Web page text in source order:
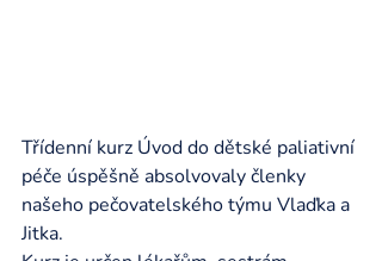
Třídenní kurz Úvod do dětské paliativní
péče úspěšně absolvovaly členky
našeho pečovatelského týmu Vlaďka a
Jitka.